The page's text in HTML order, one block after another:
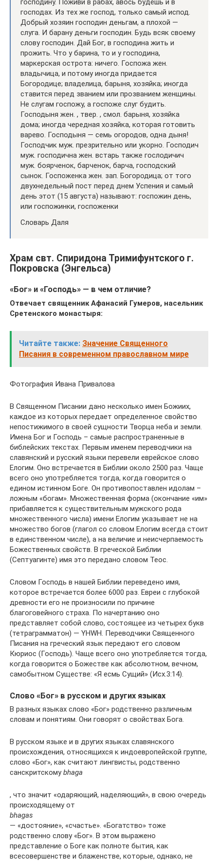
господину. Поживи в рабах, авось будешь и в
господах. Из тех же господ, только самый испод.
Добрый хозяин господин деньгам, а плохой —
слуга. И барану деньги господин. Будь всяк своему
слову господин. Дай Бог, в господина жить и
прожить. Что у барина, то и у господина,
маркерская острота: ничего. Госпожа жен.
владычица, и потому иногда придается
Богородице; владелица, барыня, хозяйка; иногда
ставится перед званием или прозванием женщины.
Не слугам госпожу, а госпоже слуг будить.
Господыня жен. , твер. , смол. барыня, хозяйка
дома; иногда чередная хозяйка, которая готовить
варево. Господыня — семь огородов, одна дыня!
Господчик муж. презрительно или укорно. Господич
муж. господична жен. встарь также гослодичич
муж. боярченок, барченок, барча, господский
сынок. Госпоженка жен. зап. Богородица; от того
двухнедельный пост перед днем Успения и самый
день этот (15 августа) называют: госпожин день,
или госпожинки, госпоженки
Словарь Даля
Храм свт. Спиридона Тримифунтского г.
Покровска (Энгельса)
«Бог» и «Господь» — в чем отличие?
Отвечает священник Афанасий Гумеров, насельник
Сретенского монастыря:
Читайте также: Значение Священного
Писания в современном православном мире
Фотография Ивана Привалова
В Священном Писании дано несколько имен Божиих,
каждое из которых передает определенное свойство
непостижимого в своей сущности Творца неба и земли.
Имена Бог и Господь – самые распространенные в
библейских текстах. Первым именем переводчики на
славянский и русский языки перевели еврейское слово
Елогим. Оно встречается в Библии около 2500 раз. Чаще
всего оно употребляется тогда, когда говорится о
едином истинном Боге. Он противопоставлен идолам –
ложным «богам». Множественная форма (окончание «им»
прибавляется к существительным мужского рода
множественного числа) имени Елогим указывает не на
множество богов (глагол со словом Елогим всегда стоит
в единственном числе), а на величие и неисчерпаемость
Божественных свойств. В греческой Библии
(Септуагинте) имя это передано словом Теос.
Словом Господь в нашей Библии переведено имя,
которое встречается более 6000 раз. Евреи с глубокой
древности его не произносили по причине
благоговейного страха. По начертанию оно
представляет собой слово, состоящее из четырех букв
(тетраграмматон) — YHWH. Переводчики Священного
Писания на греческий язык передают его словом
Кюриос (Господь). Чаще всего оно употребляется тогда,
когда говорится о Божестве как абсолютном, вечном,
самобытном Существе: «Я есмь Сущий» (Исх.3:14).
Слово «Бог» в русском и других языках
В разных языках слово «Бог» родственно различным
словам и понятиям. Они говорят о свойствах Бога.
В русском языке и в других языках славянского
происхождения, относящихся к индоевропейской группе,
слово «Бог», как считают лингвисты, родственно
санскритскомуbhaga
, что значит «одаряющий, наделяющий», в свою очередь
происходящему от
bhagas
— «достояние», «счастье». «Богатство» тоже
родственно слову «Бог». В этом выражено
представление о Боге как полноте бытия, как
всесовершенстве и блаженстве, которые, однако, не